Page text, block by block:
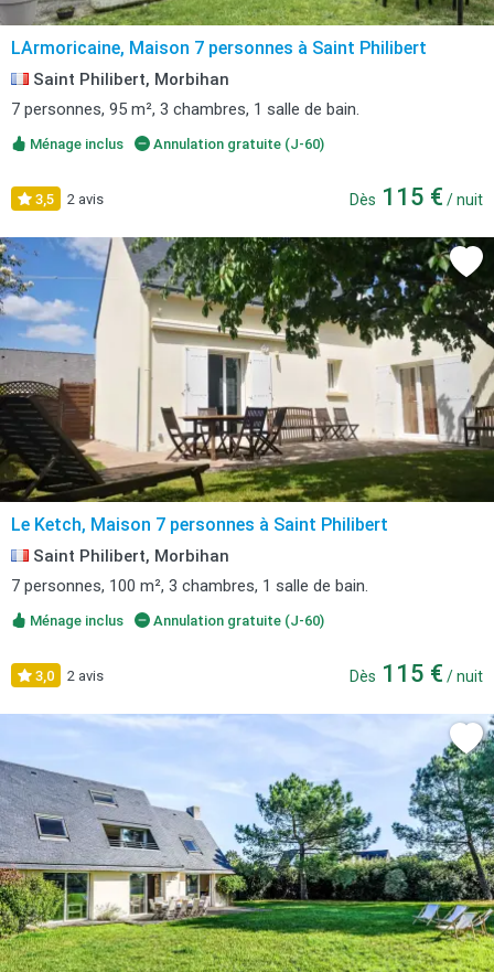
LArmoricaine, Maison 7 personnes à Saint Philibert
Saint Philibert, Morbihan
7 personnes, 95 m², 3 chambres, 1 salle de bain.
Ménage inclus Annulation gratuite (J-60)
3,5 2 avis Dès 115 € / nuit
Le Ketch, Maison 7 personnes à Saint Philibert
Saint Philibert, Morbihan
7 personnes, 100 m², 3 chambres, 1 salle de bain.
Ménage inclus Annulation gratuite (J-60)
3,0 2 avis Dès 115 € / nuit